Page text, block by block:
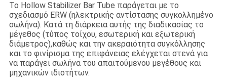
Το Hollow Stabilizer Bar Tube παράγεται με το
σχεδιασμό ERW (ηλεκτρικής αντίστασης συγκολλημένο
σωλήνα). Κατά τη διάρκεια αυτής της διαδικασίας το
μέγεθος (τύπος τοίχου, εσωτερική και εξωτερική
διάμετρος),καθώς και την ακεραιότητα συγκόλλησης
και το φινίρισμα της επιφάνειας ελέγχεται στενά για
να παράγει σωλήνα του απαιτούμενου μεγέθους και
μηχανικών ιδιοτήτων.